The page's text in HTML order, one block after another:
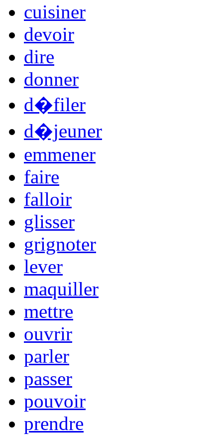
cuisiner
devoir
dire
donner
d�filer
d�jeuner
emmener
faire
falloir
glisser
grignoter
lever
maquiller
mettre
ouvrir
parler
passer
pouvoir
prendre